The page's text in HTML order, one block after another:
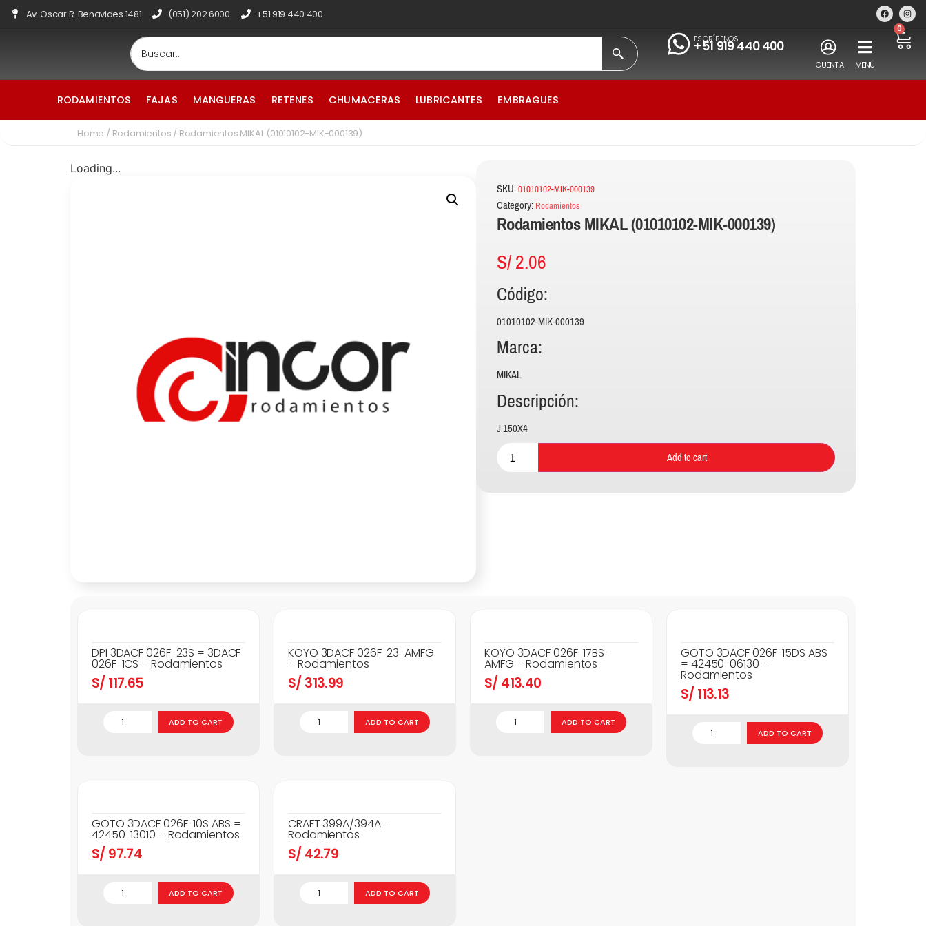
Av. Oscar R. Benavides 1481 (051) 202 6000 +51 919 440 400
ESCRÍBENOS
+51 919 440 400
CUENTA MENÚ
0
RODAMIENTOS FAJAS MANGUERAS RETENES CHUMACERAS LUBRICANTES EMBRAGUES
Home / Rodamientos / Rodamientos MIKAL (01010102-MIK-000139)
Loading...
SKU:01010102-MIK-000139
Category: Rodamientos
Rodamientos MIKAL (01010102-MIK-000139)
S/2.06
Código:
01010102-MIK-000139
Marca:
MIKAL
Descripción:
J 150X4
Add to cart
DPI 3DACF 026F-23S = 3DACF
026F-1CS – Rodamientos
S/ 117.65
ADD TO CART
KOYO 3DACF 026F-23-AMFG
– Rodamientos
S/ 313.99
ADD TO CART
KOYO 3DACF 026F-17BS-
AMFG – Rodamientos
S/ 413.40
ADD TO CART
GOTO 3DACF 026F-15DS ABS
= 42450-06130 –
Rodamientos
S/ 113.13
ADD TO CART
GOTO 3DACF 026F-10S ABS =
42450-13010 – Rodamientos
S/ 97.74
ADD TO CART
CRAFT 399A/394A –
Rodamientos
S/ 42.79
ADD TO CART